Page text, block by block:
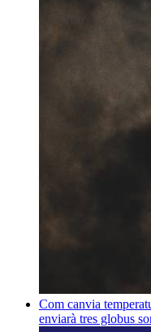
Com canvia
enviarà tres globus